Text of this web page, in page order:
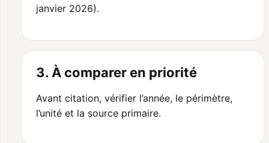
janvier 2026).
3. À comparer en priorité
Avant citation, vérifier l’année, le périmètre,
l’unité et la source primaire.